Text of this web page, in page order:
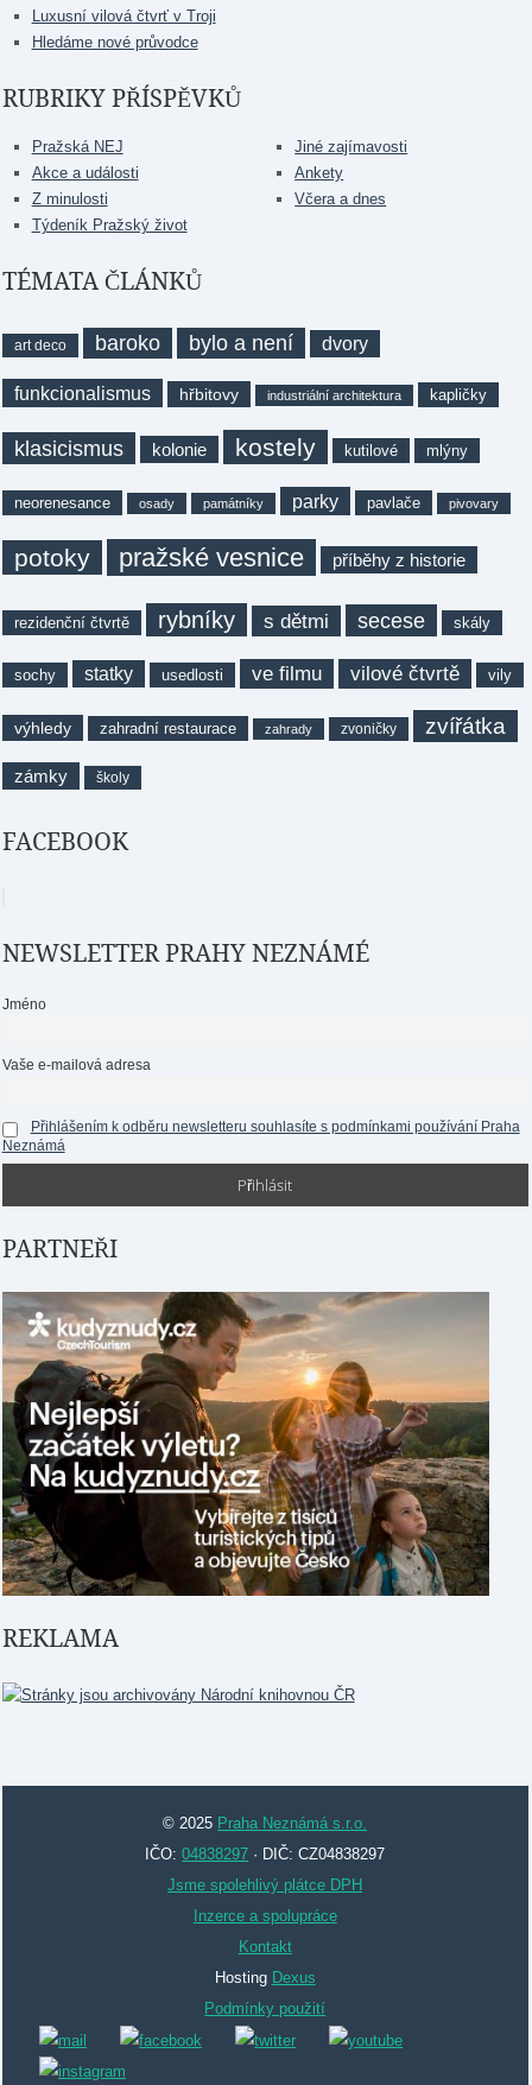
Luxusní vilová čtvrť v Troji
Hledáme nové průvodce
RUBRIKY PŘÍSPĚVKŮ
Pražská NEJ
Akce a události
Z minulosti
Týdeník Pražský život
Jiné zajímavosti
Ankety
Včera a dnes
TÉMATA ČLÁNKŮ
art deco baroko bylo a není dvory
funkcionalismus hřbitovy industriální architektura kapličky
klasicismus kolonie kostely kutilové mlýny
neorenesance osady památníky parky pavlače pivovary
potoky pražské vesnice příběhy z historie
rezidenční čtvrtě rybníky s dětmi secese skály
sochy statky usedlosti ve filmu vilové čtvrtě vily
výhledy zahradní restaurace zahrady zvoničky zvířátka
zámky školy
FACEBOOK
NEWSLETTER PRAHY NEZNÁMÉ
Jméno
Vaše e-mailová adresa
Přihlášením k odběru newsletteru souhlasíte s podmínkami používání Praha
Neznámá
PARTNEŘI
REKLAMA
© 2025 Praha Neznámá s.r.o.
IČO:04838297 · DIČ: CZ04838297
Jsme spolehlivý plátce DPH
Inzerce a spolupráce
Kontakt
Hosting Dexus
Podmínky použití